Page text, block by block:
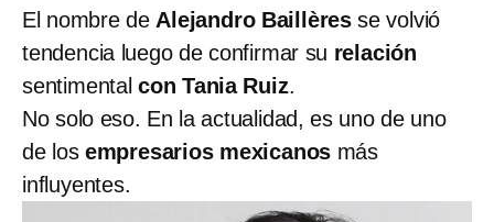
El nombre de Alejandro Baillères se volvió
tendencia luego de confirmar su relación
sentimentalcon Tania Ruiz.
No solo eso. En la actualidad, es uno de uno
de los empresarios mexicanos más
influyentes.